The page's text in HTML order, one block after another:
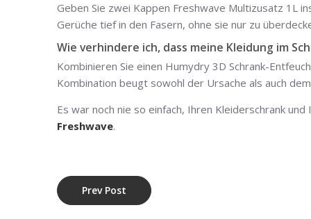
Geben Sie zwei Kappen Freshwave Multizusatz 1L
Gerüche tief in den Fasern, ohne sie nur zu
Wie verhindere ich, dass meine Kleidung im
Kombinieren Sie einen Humydry 3D Schrank-
Kombination beugt sowohl der Ursache als auch
Es war noch nie so einfach, Ihren Kleiderschrank
Freshwave.
Prev Post